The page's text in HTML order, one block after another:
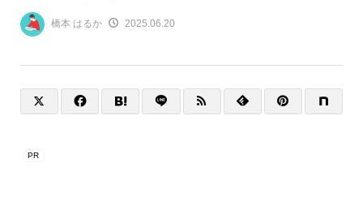
橋本 はるか 2025.06.20